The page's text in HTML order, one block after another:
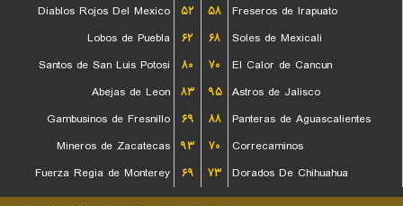
Diablos Rojos Del Mexico
۵۲ ۵۸
Freseros de Irapuato
Lobos de Puebla
۶۲ ۶۸
Soles de Mexicali
Santos de San Luis Potosi
۸۰ ۷۰
El Calor de Cancun
Abejas de Leon
۸۳ ۹۵
Astros de Jalisco
Gambusinos de Fresnillo
۶۹ ۸۸
Panteras de Aguascalientes
Mineros de Zacatecas
۹۳ ۷۰
Correcaminos
Fuerza Regia de Monterey
۶۹ ۷۳ Dorados De Chihuahua